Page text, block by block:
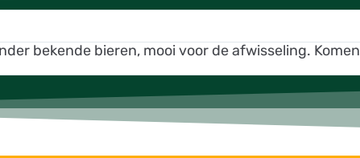
bekende bieren, mooi voor de afwisseling.